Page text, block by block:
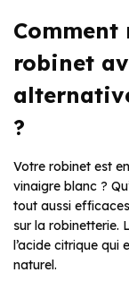
robinet
?
Votre robinet est
vinaigre blanc ?
tout aussi
sur la robinetterie.
l’acide citrique qui
naturel.